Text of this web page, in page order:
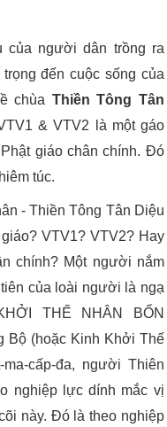
của người dân trồng ra
đến cuộc sống của
chùa Thiền Tông Tân
& VTV2 là một gáo
giáo chân chính. Đó
túc.
- Thiền Tông Tân Diệu
VTV1? VTV2? Hay
chính? Một người nắm
của loài người là ngạ
THẾ NHÂN BỔN
Bộ (hoặc Kinh Khởi Thế
cấp-đa, người Thiên
nghiệp lực dính mắc vị
này. Đó là theo nghiệp